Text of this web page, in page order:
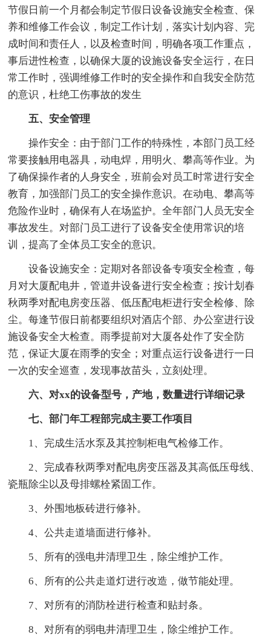
节假日前一个月都会制定节假日设备设施安全检查、保
养和维修工作会议，制定工作计划，落实计划内容、完
成时间和责任人，以及检查时间，明确各项工作重点，
事后进性检查，以确保大厦的设施设备安全运行，在日
常工作时，强调维修工作时的安全操作和自我安全防范
的意识，杜绝工伤事故的发生
五、安全管理
操作安全：由于部门工作的特殊性，本部门员工经
常要接触用电器具，动电焊，用明火、攀高等作业。为
了确保操作者的人身安全，班前会对员工时常进行安全
教育，加强部门员工的安全操作意识。在动电、攀高等
危险作业时，确保有人在场监护。全年部门人员无安全
事故发生。对部门员工进行了设备安全使用常识的培
训，提高了全体员工安全的意识。
设备设施安全：定期对各部设备专项安全检查，每
月对大厦配电井，管道井设备进行安全检查；按计划春
秋两季对配电房变压器、低压配电柜进行安全检修、除
尘。每逢节假日前都要组织对酒店个部、办公室进行设
施设备安全大检查。雨季提前对大厦各处作了安全防
范，保证大厦在雨季的安全；对重点运行设备进行一日
一次的安全巡查，发现事故苗头，立刻处理。
六、对xx的设备型号，产地，数量进行详细记录
七、部门年工程部完成主要工作项目
1、完成生活水泵及其控制柜电气检修工作。
2、完成春秋两季对配电房变压器及其高低压母线、
瓷瓶除尘以及母排螺栓紧固工作。
3、外围地板砖进行修补。
4、公共走道墙面进行修补。
5、所有的强电井清理卫生，除尘维护工作。
6、所有的公共走道灯进行改造，做节能处理。
7、对所有的消防栓进行检查和贴封条。
8、对所有的弱电井清理卫生，除尘维护工作。